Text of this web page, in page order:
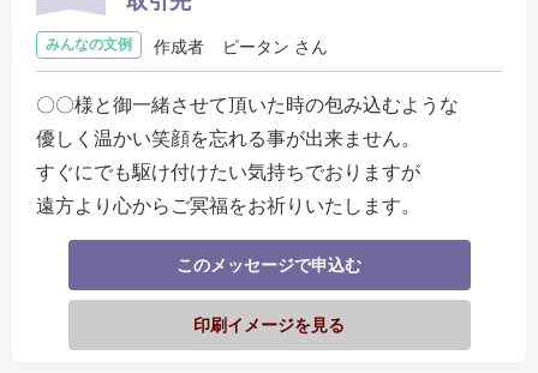
みんなの文例 作成者 ピータン さん
〇〇様と御一緒させて頂いた時の包み込むような
優しく温かい笑顔を忘れる事が出来ません。
すぐにでも駆け付けたい気持ちでおりますが
遠方より心からご冥福をお祈りいたします。
このメッセージで申込む
印刷イメージを見る